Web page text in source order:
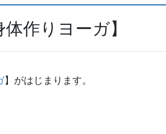
作りヨーガ】
】がはじまります。